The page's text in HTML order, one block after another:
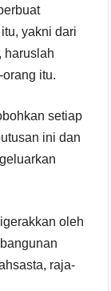
yakni dari
haruslah
itu.
setiap
ini dan
oleh
raja-